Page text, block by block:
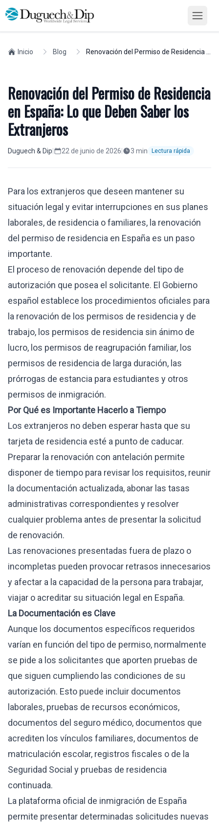
Inicio Blog
Inmigración
Renovación del Permiso de Residencia
en España: Lo que Deben Saber los
Extranjeros
Duguech & Dip 22 de junio de 2026 3 min Lectura rápida
Para los extranjeros que deseen mantener su
situación legal y evitar interrupciones en sus planes
laborales, de residencia o familiares, la renovación
del permiso de residencia en España es un paso
importante.
El proceso de renovación depende del tipo de
autorización que posea el solicitante. El Gobierno
español establece los procedimientos oficiales para
la renovación de los permisos de residencia y de
trabajo, los permisos de residencia sin ánimo de
lucro, los permisos de reagrupación familiar, los
permisos de residencia de larga duración, las
prórrogas de estancia para estudiantes y otros
permisos de inmigración.
Por Qué es Importante Hacerlo a Tiempo
Los extranjeros no deben esperar hasta que su
tarjeta de residencia esté a punto de caducar.
Preparar la renovación con antelación permite
disponer de tiempo para revisar los requisitos, reunir
la documentación actualizada, abonar las tasas
administrativas correspondientes y resolver
cualquier problema antes de presentar la solicitud
de renovación.
Las renovaciones presentadas fuera de plazo o
incompletas pueden provocar retrasos innecesarios
y afectar a la capacidad de la persona para trabajar,
viajar o acreditar su situación legal en España.
La Documentación es Clave
Aunque los documentos específicos requeridos
varían en función del tipo de permiso, normalmente
se pide a los solicitantes que aporten pruebas de
que siguen cumpliendo las condiciones de su
autorización. Esto puede incluir documentos
laborales, pruebas de recursos económicos,
documentos del seguro médico, documentos que
acrediten los vínculos familiares, documentos de
matriculación escolar, registros fiscales o de la
Seguridad Social y pruebas de residencia
continuada.
La plataforma oficial de inmigración de España
permite presentar determinadas solicitudes nuevas